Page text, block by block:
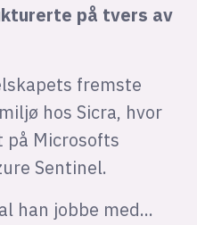
på tvers av
fremste
hos Sicra, hvor
på Microsofts
Sentinel.
han jobbe med...